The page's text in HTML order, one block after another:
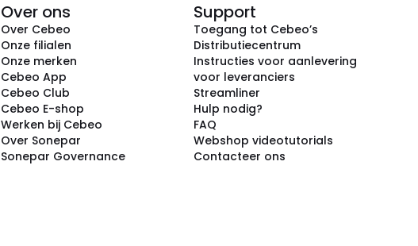
Over ons
Over Cebeo
Onze filialen
Onze merken
Cebeo App
Cebeo Club
Cebeo E-shop
Werken bij Cebeo
Over Sonepar
Sonepar Governance
Support
Toegang tot Cebeo’s
Distributiecentrum
Instructies voor aanlevering
voor leveranciers
Streamliner
Hulp nodig?
FAQ
Webshop videotutorials
Contacteer ons